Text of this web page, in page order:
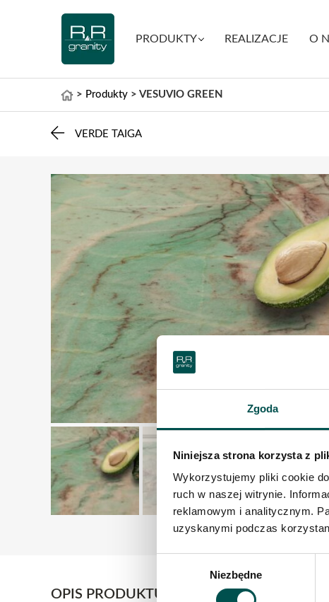
Zgoda
Niniejsza strona korzysta z
Wykorzystujemy pliki cookie
ruch w naszej witrynie.
reklamowym i analitycznym.
uzyskanymi podczas
Niezbędne
PRODUKTY REALIZACJE O
> Produkty > VESUVIO GREEN
VERDE TAIGA
OPIS PRODUKTU